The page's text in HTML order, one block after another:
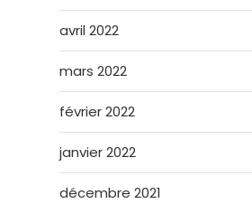
avril 2022
mars 2022
février 2022
janvier 2022
décembre 2021